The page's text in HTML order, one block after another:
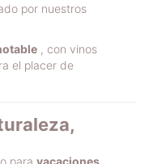
por nuestros
, con vinos
el placer de
para vacaciones